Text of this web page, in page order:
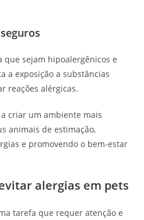
sejam hipoalergênicos e
a exposição a substâncias
reações alérgicas.
criar um ambiente mais
animais de estimação,
e promovendo o bem-estar
alergias em pets
tarefa que requer atenção e